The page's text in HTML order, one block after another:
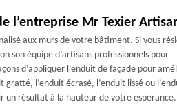
l’entreprise Mr Texier
aux murs de votre bâtiment. Si vous
son équipe d’artisans professionnels pour
d’appliquer l’enduit de façade pour
gratté, l’enduit écrasé, l’enduit lissé ou
un résultat à la hauteur de votre espérance.